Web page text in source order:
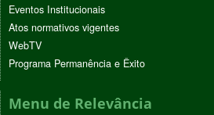
Eventos Institucionais
Atos normativos vigentes
WebTV
Programa Permanência e Êxito
Menu de Relevância